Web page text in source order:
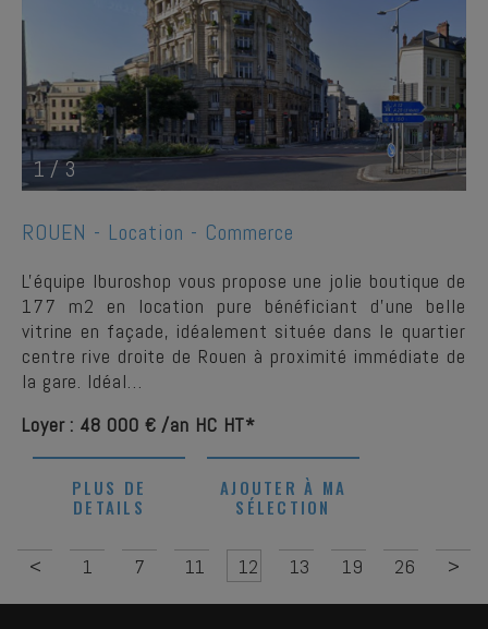
1/3
ROUEN - Location - Commerce
L'équipe Iburoshop vous propose une jolie boutique de
177 m2 en location pure bénéficiant d'une belle
vitrine en façade, idéalement située dans le quartier
centre rive droite de Rouen à proximité immédiate de
la gare. Idéal…
Loyer : 48 000 € /an HC HT*
PLUS DE
DETAILS
AJOUTER À MA
SÉLECTION
< 1 7 11 12 13 19 26 >